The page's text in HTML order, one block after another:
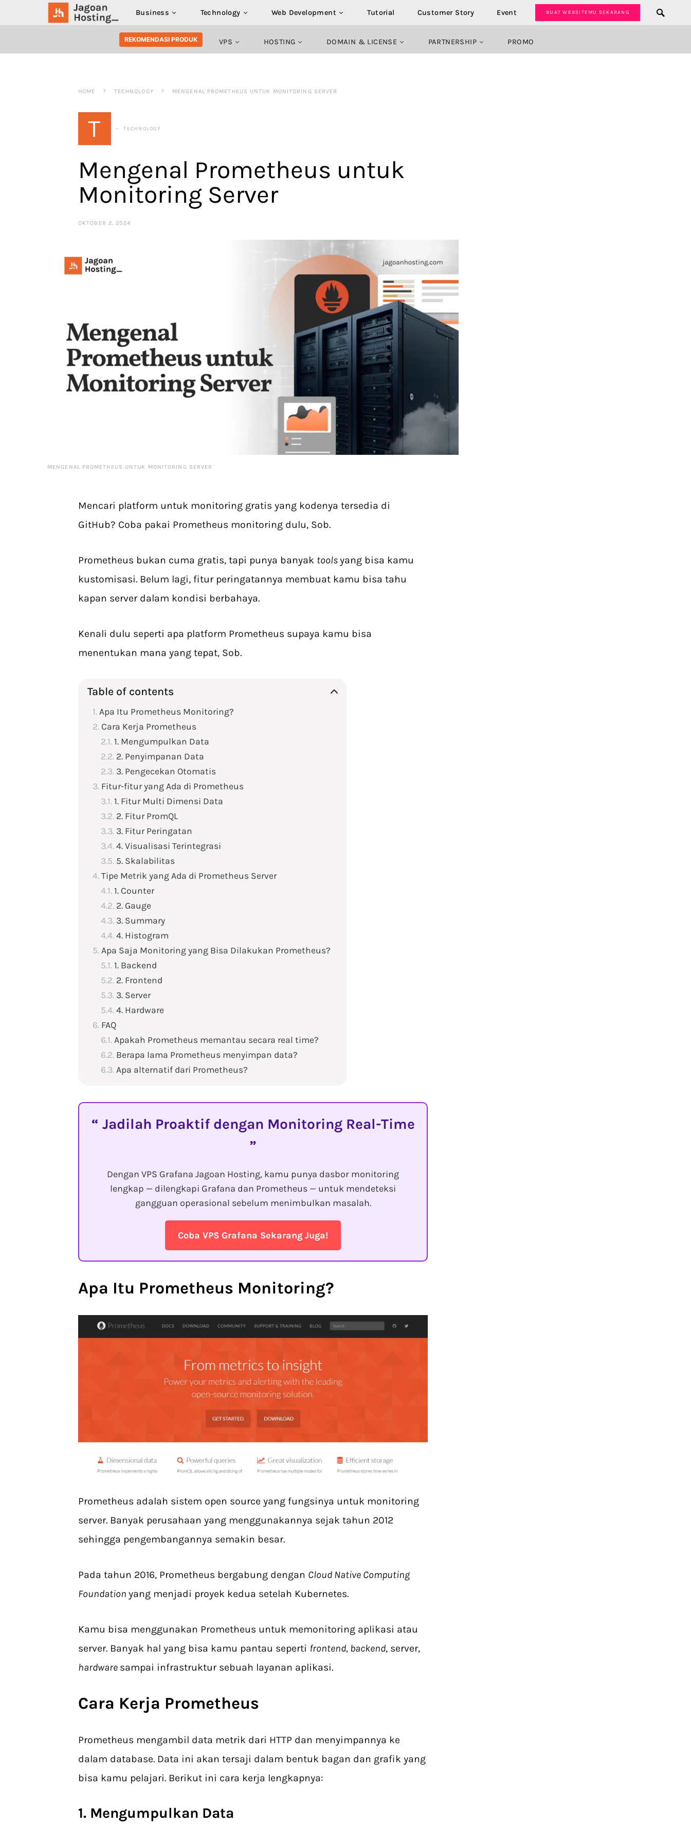
Business Technology Web Development Tutorial Customer Story Event BUAT WEBSITEMU SEKARANG
SEARCH FOR:
REKOMENDASI PRODUK VPS HOSTING DOMAIN & LICENSE PARTNERSHIP PROMO
HOME TECHNOLOGY MENGENAL PROMETHEUS UNTUK MONITORING SERVER
T TECHNOLOGY
Mengenal Prometheus untuk
Monitoring Server
OKTOBER 2, 2024
MENGENAL PROMETHEUS UNTUK MONITORING SERVER
Mencari platform untuk monitoring gratis yang kodenya tersedia di
GitHub? Coba pakai Prometheus monitoring dulu, Sob.
Prometheus bukan cuma gratis, tapi punya banyak toolsyang bisa kamu
kustomisasi. Belum lagi, fitur peringatannya membuat kamu bisa tahu
kapan server dalam kondisi berbahaya.
Kenali dulu seperti apa platform Prometheus supaya kamu bisa
menentukan mana yang tepat, Sob.
Table of contents
Apa Itu Prometheus Monitoring?
Cara Kerja Prometheus
1. Mengumpulkan Data
2. Penyimpanan Data
3. Pengecekan Otomatis
Fitur-fitur yang Ada di Prometheus
1. Fitur Multi Dimensi Data
2. Fitur PromQL
3. Fitur Peringatan
4. Visualisasi Terintegrasi
5. Skalabilitas
Tipe Metrik yang Ada di Prometheus Server
1. Counter
2. Gauge
3. Summary
4. Histogram
Apa Saja Monitoring yang Bisa Dilakukan Prometheus?
1. Backend
2. Frontend
3. Server
4. Hardware
FAQ
Apakah Prometheus memantau secara real time?
Berapa lama Prometheus menyimpan data?
Apa alternatif dari Prometheus?
Jadilah Proaktif dengan Monitoring Real-Time
Dengan VPS Grafana Jagoan Hosting, kamu punya dasbor monitoring
lengkap — dilengkapi Grafana dan Prometheus — untuk mendeteksi
gangguan operasional sebelum menimbulkan masalah.
Coba VPS Grafana Sekarang Juga!
Apa Itu Prometheus Monitoring?
Prometheus adalah sistem open source yang fungsinya untuk monitoring
server. Banyak perusahaan yang menggunakannya sejak tahun 2012
sehingga pengembangannya semakin besar.
Pada tahun 2016, Prometheus bergabung dengan Cloud Native Computing
Foundation yang menjadi proyek kedua setelah Kubernetes.
Kamu bisa menggunakan Prometheus untuk memonitoring aplikasi atau
server. Banyak hal yang bisa kamu pantau seperti frontend, backend, server,
hardware sampai infrastruktur sebuah layanan aplikasi.
Cara Kerja Prometheus
Prometheus mengambil data metrik dari HTTP dan menyimpannya ke
dalam database. Data ini akan tersaji dalam bentuk bagan dan grafik yang
bisa kamu pelajari. Berikut ini cara kerja lengkapnya:
1. Mengumpulkan Data